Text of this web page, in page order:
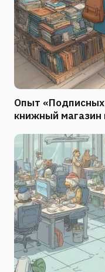
Опыт «Подписных
книжный